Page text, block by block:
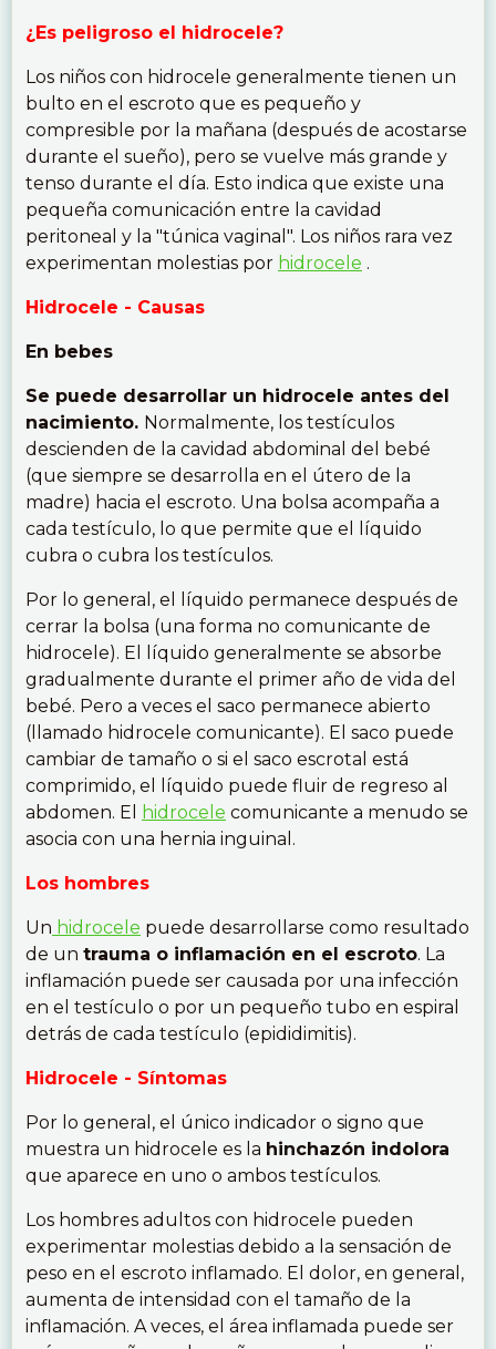
¿Es peligroso el hidrocele?
Los niños con hidrocele generalmente tienen un
bulto en el escroto que es pequeño y
compresible por la mañana (después de acostarse
durante el sueño), pero se vuelve más grande y
tenso durante el día. Esto indica que existe una
pequeña comunicación entre la cavidad
peritoneal y la "túnica vaginal". Los niños rara vez
experimentan molestias por hidrocele .
Hidrocele - Causas
En bebes
Se puede desarrollar un hidrocele antes del
nacimiento. Normalmente, los testículos
descienden de la cavidad abdominal del bebé
(que siempre se desarrolla en el útero de la
madre) hacia el escroto. Una bolsa acompaña a
cada testículo, lo que permite que el líquido
cubra o cubra los testículos.
Por lo general, el líquido permanece después de
cerrar la bolsa (una forma no comunicante de
hidrocele). El líquido generalmente se absorbe
gradualmente durante el primer año de vida del
bebé. Pero a veces el saco permanece abierto
(llamado hidrocele comunicante). El saco puede
cambiar de tamaño o si el saco escrotal está
comprimido, el líquido puede fluir de regreso al
abdomen. El
hidrocele comunicante a menudo se
asocia con una hernia inguinal.
Los hombres
Un hidrocele puede desarrollarse como resultado
de un trauma o inflamación en el escroto. La
inflamación puede ser causada por una infección
en el testículo o por un pequeño tubo en espiral
detrás de cada testículo (epididimitis).
Hidrocele - Síntomas
Por lo general, el único indicador o signo que
muestra un hidrocele es la hinchazón indolora
que aparece en uno o ambos testículos.
Los hombres adultos con hidrocele pueden
experimentar molestias debido a la sensación de
peso en el escroto inflamado. El dolor, en general,
aumenta de intensidad con el tamaño de la
inflamación. A veces, el área inflamada puede ser